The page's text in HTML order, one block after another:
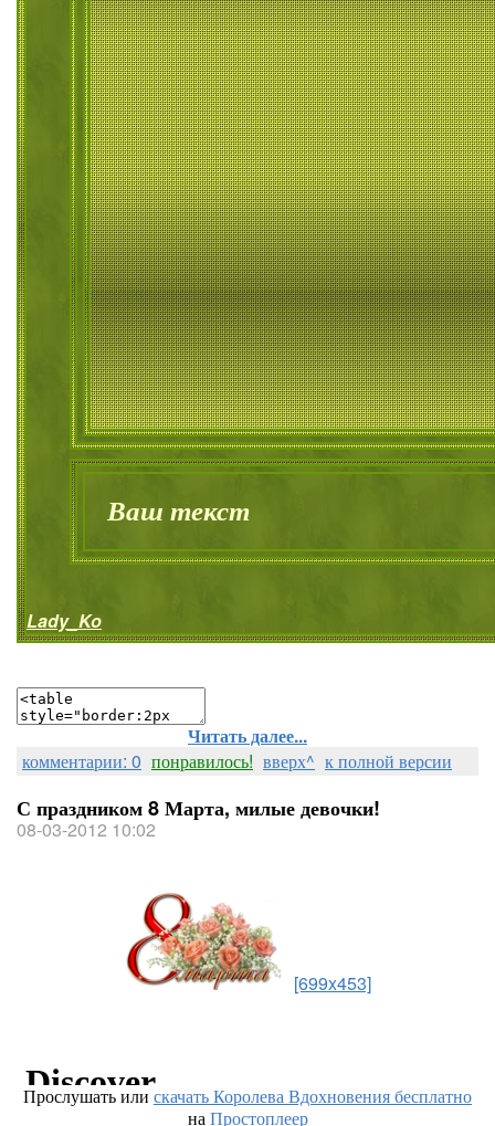
Ваш текст
Lady_Ko
Читать далее...
комментарии: 0 понравилось! вверх^ к полной версии
С праздником 8 Марта, милые девочки!
08-03-2012 10:02
[699x453]
Прослушать или скачать Королева Вдохновения бесплатно
наПростоплеер